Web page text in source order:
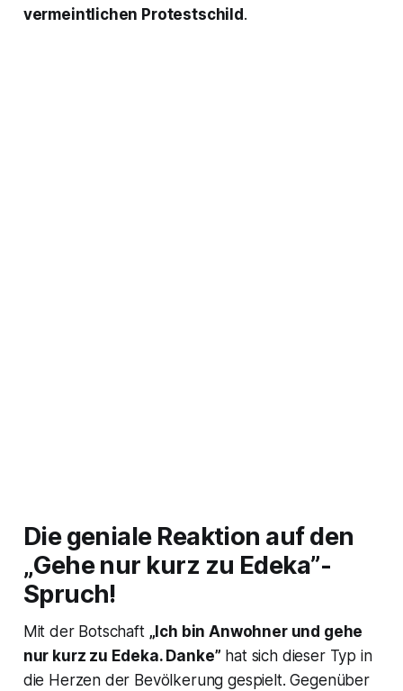
vermeintlichen Protestschild.
Die geniale Reaktion auf den
„Gehe nur kurz zu Edeka”-
Spruch!
Mit der Botschaft „Ich bin Anwohner und gehe
nur kurz zu Edeka. Danke” hat sich dieser Typ in
die Herzen der Bevölkerung gespielt. Gegenüber